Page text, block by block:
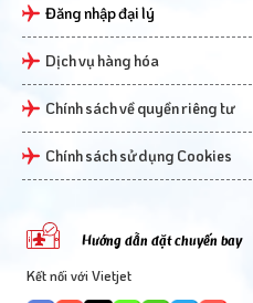
Đăng nhập đại lý
Dịch vụ hàng hóa
Chính sách về quyền riêng tư
Chính sách sử dụng Cookies
Hướng dẫn đặt chuyến bay
Kết nối với Vietjet